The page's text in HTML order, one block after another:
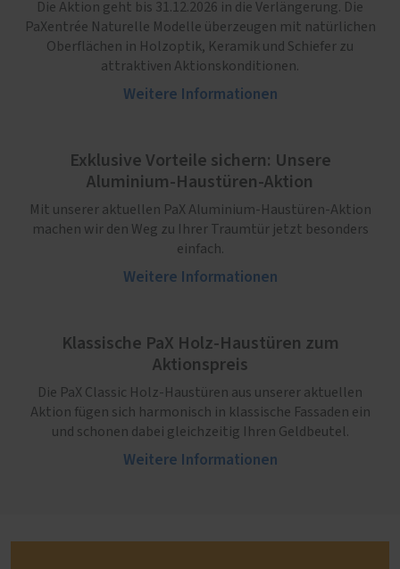
Die Aktion geht bis 31.12.2026 in die Verlängerung. Die
PaXentrée Naturelle Modelle überzeugen mit natürlichen
Oberflächen in Holzoptik, Keramik und Schiefer zu
attraktiven Aktionskonditionen.
Weitere Informationen
Exklusive Vorteile sichern: Unsere
Aluminium-Haustüren-Aktion
Mit unserer aktuellen PaX Aluminium-Haustüren-Aktion
machen wir den Weg zu Ihrer Traumtür jetzt besonders
einfach.
Weitere Informationen
Klassische PaX Holz-Haustüren zum
Aktionspreis
Die PaX Classic Holz-Haustüren aus unserer aktuellen
Aktion fügen sich harmonisch in klassische Fassaden ein
und schonen dabei gleichzeitig Ihren Geldbeutel.
Weitere Informationen